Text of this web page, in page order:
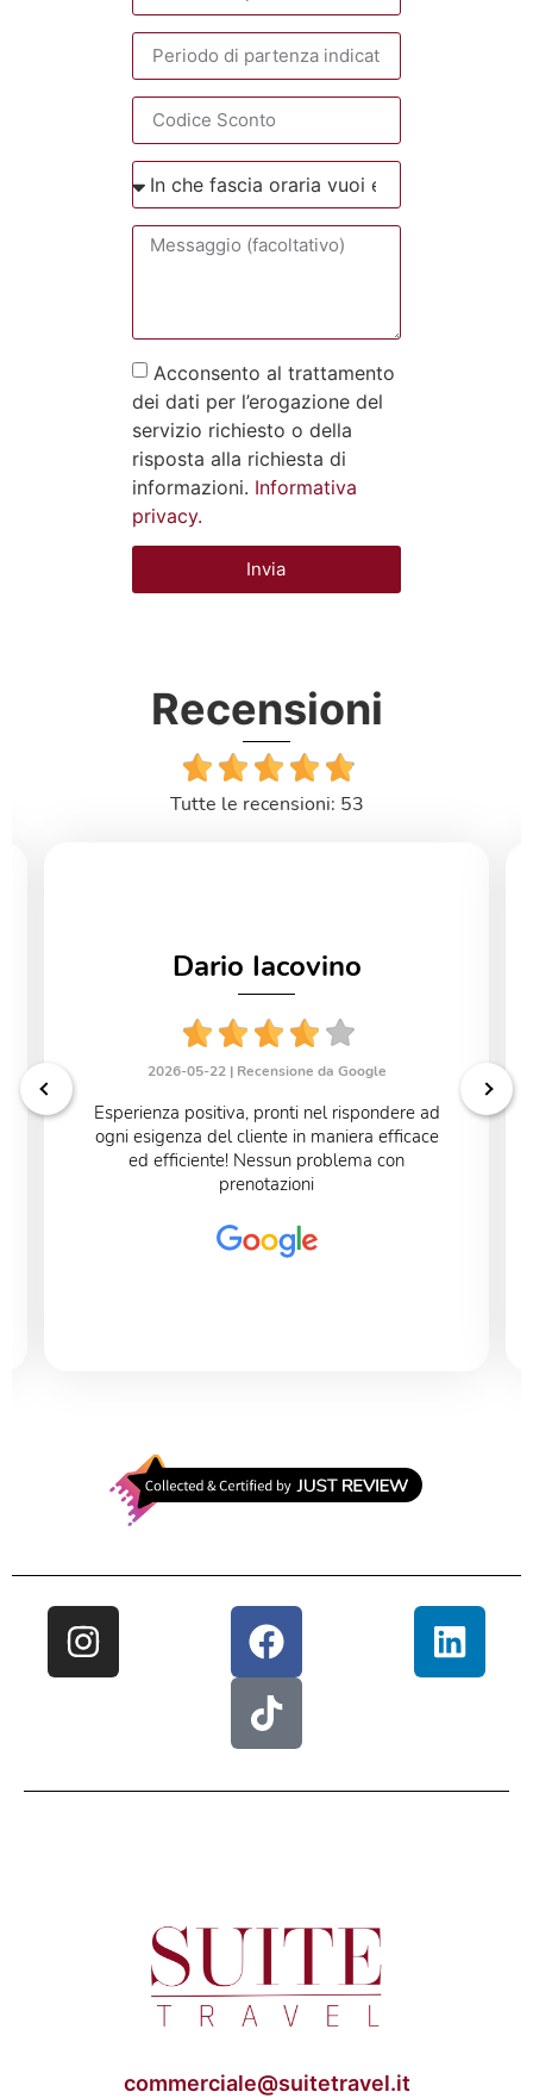
Acconsento al trattamento
dei dati per l’erogazione del
servizio richiesto o della
risposta alla richiesta di
informazioni. Informativa
privacy.
Invia
Recensioni
Tutte le recensioni: 53
Dario Iacovino
2026-05-22 | Recensione da Google
Esperienza positiva, pronti nel rispondere ad
ogni esigenza del cliente in maniera efficace
ed efficiente! Nessun problema con
prenotazioni
commerciale@suitetravel.it